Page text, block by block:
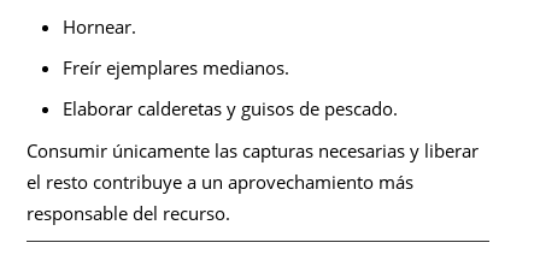
Hornear.
Freír ejemplares medianos.
Elaborar calderetas y guisos de pescado.
Consumir únicamente las capturas necesarias y liberar
el resto contribuye a un aprovechamiento más
responsable del recurso.